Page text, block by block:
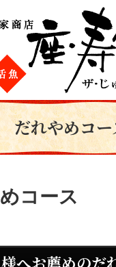
だれやめコ
コース
へお薦めのだ